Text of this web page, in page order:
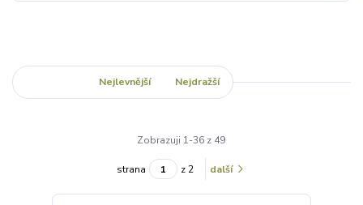
Nejlevnější Nejdražší
Zobrazuji 1-36 z 49
strana z 2 další